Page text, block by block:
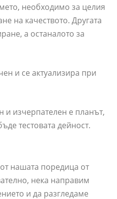
необходимо за целия
на качеството. Другата
а останалото за
и се актуализира при
и изчерпателен е планът,
тестовата дейност.
нашата поредица от
нека направим
и да разгледаме